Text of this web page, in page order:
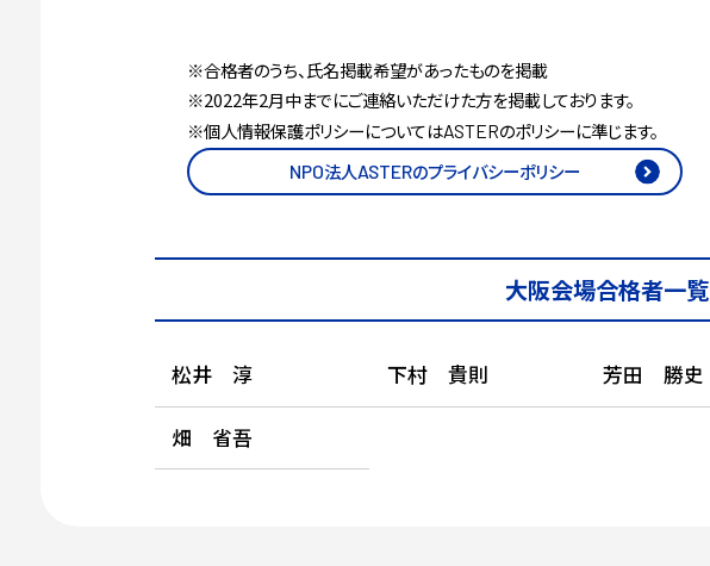
※合格者のうち、氏名掲載希望があったものを掲載
※2022年2月中までにご連絡いただけた方を掲載しております。
※個人情報保護ポリシーについてはASTERのポリシーに準じます。
NPO法人ASTERのプライバシーポリシー
大阪会場合格者一覧
松井 淳 下村 貴則 芳田 勝史
畑 省吾